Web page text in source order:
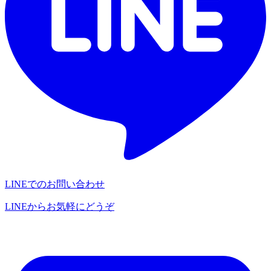
LINEでのお問い合わせ
LINEからお気軽にどうぞ